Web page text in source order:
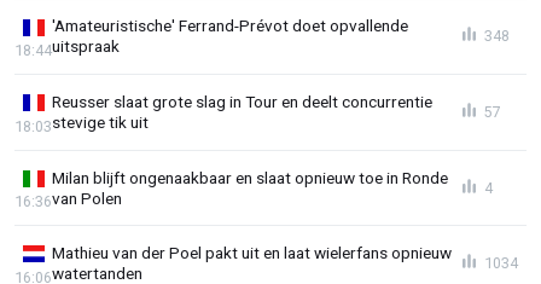
'Amateuristische' Ferrand-Prévot doet opvallende
uitspraak
18:44
348
Reusser slaat grote slag in Tour en deelt concurrentie
stevige tik uit
18:03
57
Milan blijft ongenaakbaar en slaat opnieuw toe in Ronde
van Polen
16:36
4
Mathieu van der Poel pakt uit en laat wielerfans opnieuw
watertanden
16:06
1034